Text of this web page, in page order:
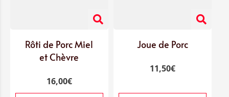
Rôti de Porc Miel
et Chèvre
16,00€
Joue de Porc
11,50€